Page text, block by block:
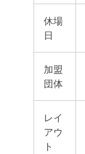
休場
日
加盟
団体
レイ
アウ
ト